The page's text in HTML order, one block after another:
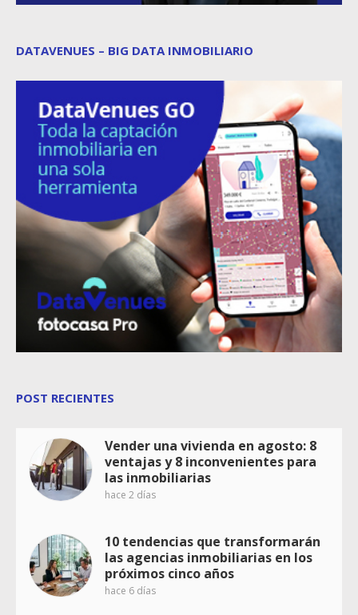
DATAVENUES – BIG DATA INMOBILIARIO
POST RECIENTES
Vender una vivienda en agosto: 8
ventajas y 8 inconvenientes para
las inmobiliarias
hace 2 días
10 tendencias que transformarán
las agencias inmobiliarias en los
próximos cinco años
hace 6 días